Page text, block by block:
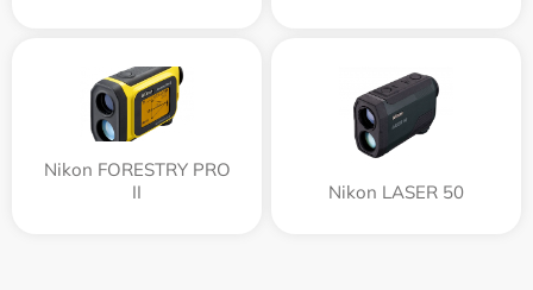
Nikon FORESTRY PRO
II
Nikon LASER 50